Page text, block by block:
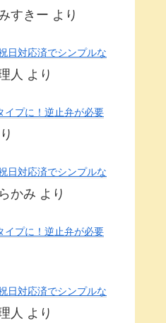
すきー より
日対応済でシンプルな
人 より
イプに！逆止弁が必要
日対応済でシンプルな
かみ より
イプに！逆止弁が必要
日対応済でシンプルな
人 より